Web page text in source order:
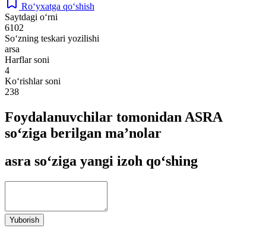
Ro‘yxatga qo‘shish
Saytdagi o‘rni
6102
So‘zning teskari yozilishi
arsa
Harflar soni
4
Ko‘rishlar soni
238
Foydalanuvchilar tomonidan ASRA
so‘ziga berilgan ma’nolar
asra so‘ziga yangi izoh qo‘shing
Yuborish